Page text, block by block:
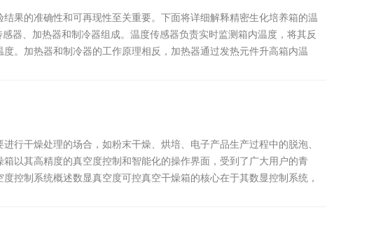
果的准确性和可再现性至关重要。下面将详细解释精密生化培养箱的温
器、加热器和制冷器组成。温度传感器负责实时监测箱内温度，将其反
。加热器和制冷器的工作原理相反，加热器通过发热元件升高箱内温
行干燥处理的场合，如粉末干燥、烘培、电子产品生产过程中的脱泡、
以其高精度的真空度控制和智能化的操作界面，受到了广大用户的青
控制系统概述数显真空度可控真空干燥箱的核心在于其数显控制系统，